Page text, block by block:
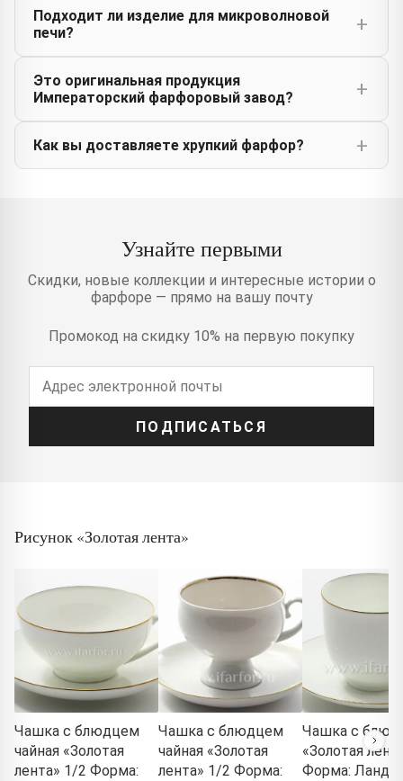
Подходит ли изделие для микроволновой
печи?
Это оригинальная продукция
Императорский фарфоровый завод?
Как вы доставляете хрупкий фарфор?
Узнайте первыми
Скидки, новые коллекции и интересные истории о
фарфоре — прямо на вашу почту
Промокод на скидку 10% на первую покупку
ПОДПИСАТЬСЯ
Рисунок «Золотая лента»
Чашка с блюдцем
чайная «Золотая
лента» 1/2 Форма:
Чашка с блюдцем
чайная «Золотая
лента» 1/2 Форма:
Чашка с
«Золотая
Форма: